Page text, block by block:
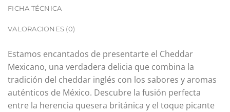
FICHA TÉCNICA
VALORACIONES (0)
Estamos encantados de presentarte el Cheddar
Mexicano, una verdadera delicia que combina la
tradición del cheddar inglés con los sabores y aromas
auténticos de México. Descubre la fusión perfecta
entre la herencia quesera británica y el toque picante